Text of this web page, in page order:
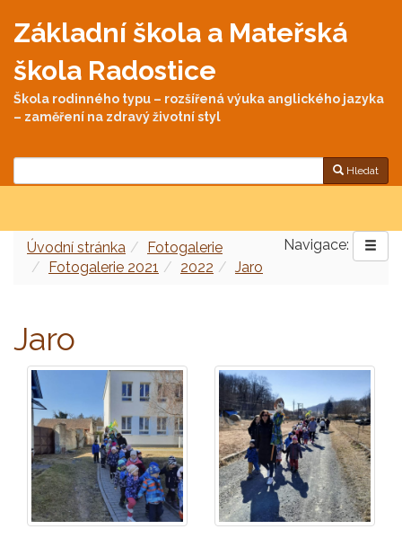
Základní škola a Mateřská
škola Radostice
Škola rodinného typu – rozšířená výuka anglického jazyka
– zaměření na zdravý životní styl
Hledat
Navigace:
Úvodní stránka
Fotogalerie
Fotogalerie 2021
2022 Jaro
Jaro